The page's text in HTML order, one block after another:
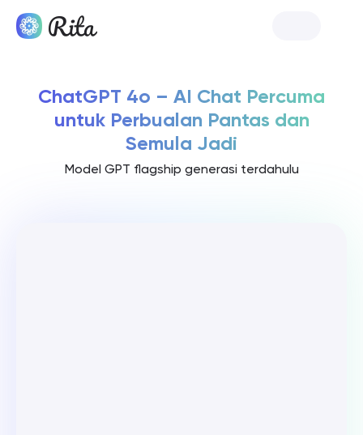
ChatGPT 4o – AI Chat Percuma
untuk Perbualan Pantas dan
Semula Jadi
Model GPT flagship generasi terdahulu